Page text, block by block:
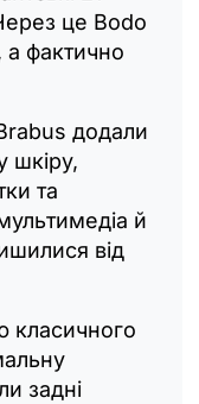
це Bodo
фактично
додали
шкіру,
та
й
від
класичного
задні